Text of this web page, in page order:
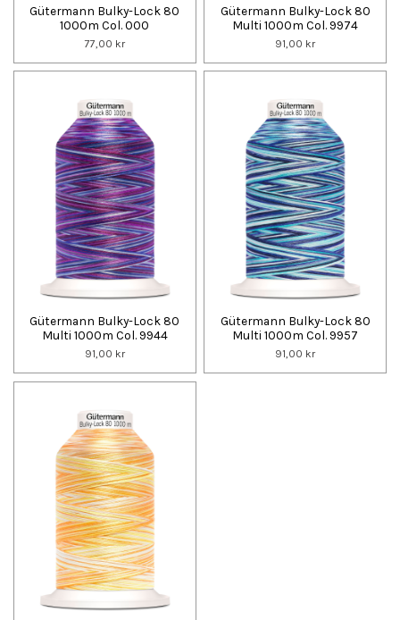
Gütermann Bulky-Lock 80
1000m Col. 000
77,00 kr
Gütermann Bulky-Lock 80
Multi 1000m Col. 9974
91,00 kr
Gütermann Bulky-Lock 80
Multi 1000m Col. 9944
91,00 kr
Gütermann Bulky-Lock 80
Multi 1000m Col. 9957
91,00 kr